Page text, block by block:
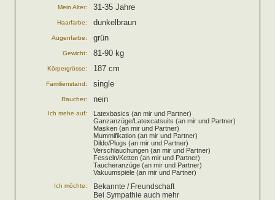
Mein Alter: 31-35 Jahre
Haarfarbe: dunkelbraun
Augenfarbe: grün
Gewicht: 81-90 kg
Körpergrösse: 187 cm
Familienstand: single
Raucher: nein
Ich stehe auf:
Latexbasics (an mir und Partner)
Ganzanzüge/Latexcatsuits (an mir und Partner)
Masken (an mir und Partner)
Mummifikation (an mir und Partner)
Dildo/Plugs (an mir und Partner)
Verschlauchungen (an mir und Partner)
Fesseln/Ketten (an mir und Partner)
Taucheranzüge (an mir und Partner)
Vakuumspiele (an mir und Partner)
Ich möchte:
Bekannte / Freundschaft
Bei Sympathie auch mehr